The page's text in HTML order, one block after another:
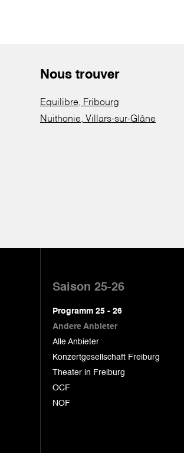
Nous trouver
Equilibre, Fribourg
Nuithonie, Villars-sur-Glâne
Saison 25-26
Programm 25 - 26
Andere Anbieter
Alle Anbieter
Konzertgesellschaft Freiburg
Theater in Freiburg
OCF
NOF